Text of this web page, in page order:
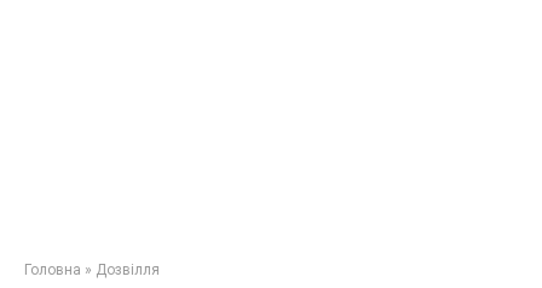
Головна » Дозвілля